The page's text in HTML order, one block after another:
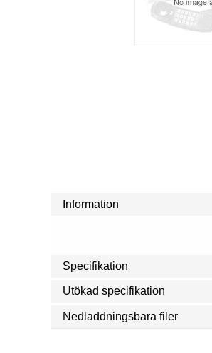
Information
Specifikation
Utökad specifikation
Nedladdningsbara filer